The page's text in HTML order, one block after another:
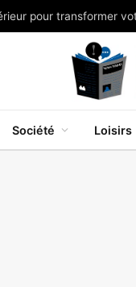
Société Loisirs